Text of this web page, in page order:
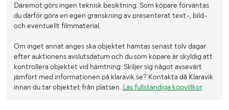
Däremot görs ingen teknisk besiktning. Som köpare förväntas
du därför göra en egen granskning av presenterat text-, bild-
och eventuellt filmmaterial.
Om inget annat anges ska objektet hämtas senast tolv dagar
efter auktionens avslutsdatum och du som köpare är skyldig att
kontrollera objektet vid hämtning. Skiljer sig något avsevärt
jämfört med informationen på klaravik.se? Kontakta då Klaravik
innan du tar objektet från platsen. Läs fullständiga köpvillkor.